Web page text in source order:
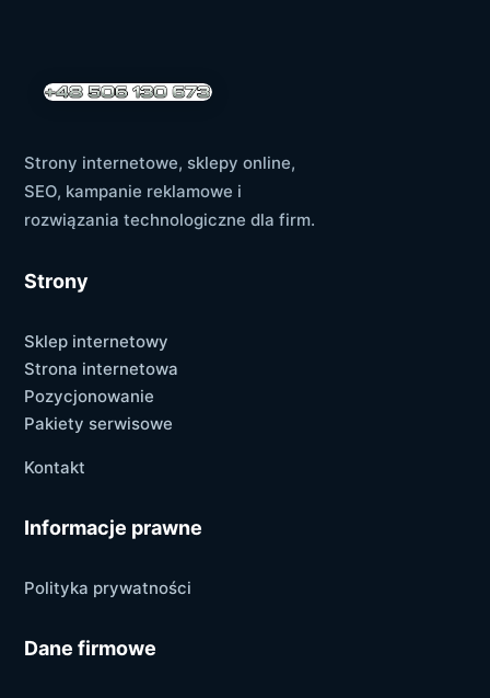
Strony internetowe, sklepy online,
SEO, kampanie reklamowe i
rozwiązania technologiczne dla firm.
Strony
Sklep internetowy
Strona internetowa
Pozycjonowanie
Pakiety serwisowe
Kontakt
Informacje prawne
Polityka prywatności
Dane firmowe